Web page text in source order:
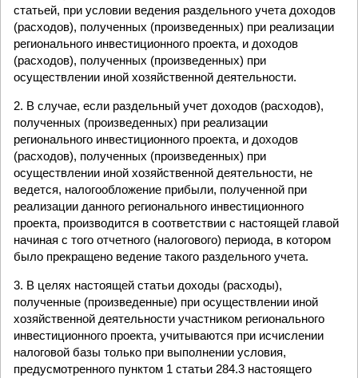
статьей, при условии ведения раздельного учета доходов
(расходов), полученных (произведенных) при реализации
регионального инвестиционного проекта, и доходов
(расходов), полученных (произведенных) при
осуществлении иной хозяйственной деятельности.
2. В случае, если раздельный учет доходов (расходов),
полученных (произведенных) при реализации
регионального инвестиционного проекта, и доходов
(расходов), полученных (произведенных) при
осуществлении иной хозяйственной деятельности, не
ведется, налогообложение прибыли, полученной при
реализации данного регионального инвестиционного
проекта, производится в соответствии с настоящей главой
начиная с того отчетного (налогового) периода, в котором
было прекращено ведение такого раздельного учета.
3. В целях настоящей статьи доходы (расходы),
полученные (произведенные) при осуществлении иной
хозяйственной деятельности участником регионального
инвестиционного проекта, учитываются при исчислении
налоговой базы только при выполнении условия,
предусмотренного пунктом 1 статьи 284.3 настоящего